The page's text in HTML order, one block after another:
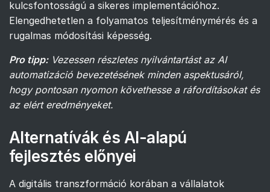
kulcsfontosságú a sikeres implementációhoz.
Elengedhetetlen a folyamatos teljesítménymérés és a
rugalmas módosítási képesség.
Pro tipp: Vezessen részletes nyilvántartást az AI
automatizáció bevezetésének minden aspektusáról,
hogy pontosan nyomon követhesse a ráfordításokat és
az elért eredményeket.
Alternatívák és AI-alapú
fejlesztés előnyei
A digitális transzformáció korában a vállalatok